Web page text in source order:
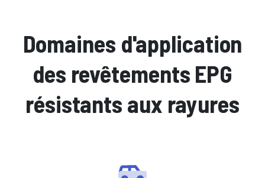
Domaines d'application
des revêtements EPG
résistants aux rayures